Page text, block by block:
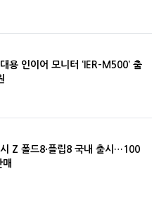
용 인이어 모니터 ‘IER-M500’ 출
Z 폴드8·플립8 국내 출시…100
매